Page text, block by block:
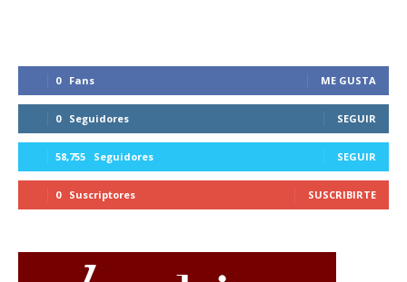
0 Fans ME GUSTA
0 Seguidores SEGUIR
58,755 Seguidores SEGUIR
0 Suscriptores SUSCRIBIRTE